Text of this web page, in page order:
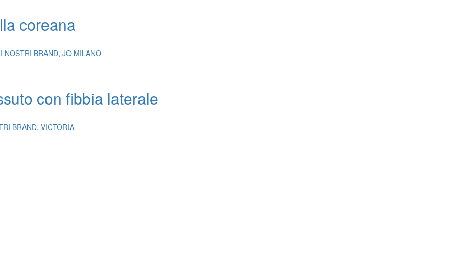
coreana
I NOSTRI BRAND, JO MILANO
con fibbia laterale
BRAND, VICTORIA